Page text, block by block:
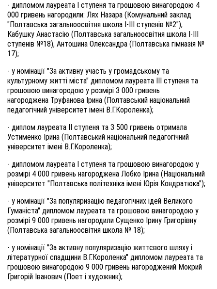
- дипломом лауреата І ступеня та грошовою винагородою 4
000 гривень нагородили: Лях Назара (Комунальний заклад
"Полтавська загальноосвітня школа І-III ступенів №2"),
Кабушку Анастасію (Полтавська загальноосвітня школа І-III
ступенів №18), Антошина Олександра (Полтавська гімназія №
17);
- у номінації "За активну участь у громадському та
культурному житті міста" дипломом лауреата III ступеня та
грошовою винагородою у розмірі 3 000 гривень
нагороджена Труфанова Ірина (Полтавський національний
педагогічний університет імені В.Г.Короленка);
- диплом лауреата II ступеня та 3 500 гривень отримала
Устименко Ірина (Полтавський національний педагогічний
університет імені В.Г.Короленка);
- дипломом лауреата І ступеня та грошовою винагородою у
розмірі 4 000 гривень нагороджена Лобко Ірина (Національний
університет "Полтавська політехніка імені Юрія Кондратюка");
- у номінації "За популяризацію педагогічних ідей Великого
Гуманіста" дипломом лауреата та грошовою винагородою у
розмірі 9 000 гривень нагородили Сущенко Ірину Григорівну
(Полтавська загальноосвітня школа № 18);
- у номінації "За активну популяризацію життєвого шляху і
літературної спадщини В.Г.Короленка" дипломом лауреата та
грошовою винагородою 9 000 гривень нагороджений Мокрий
Григорій Іванович (Поет і художник);